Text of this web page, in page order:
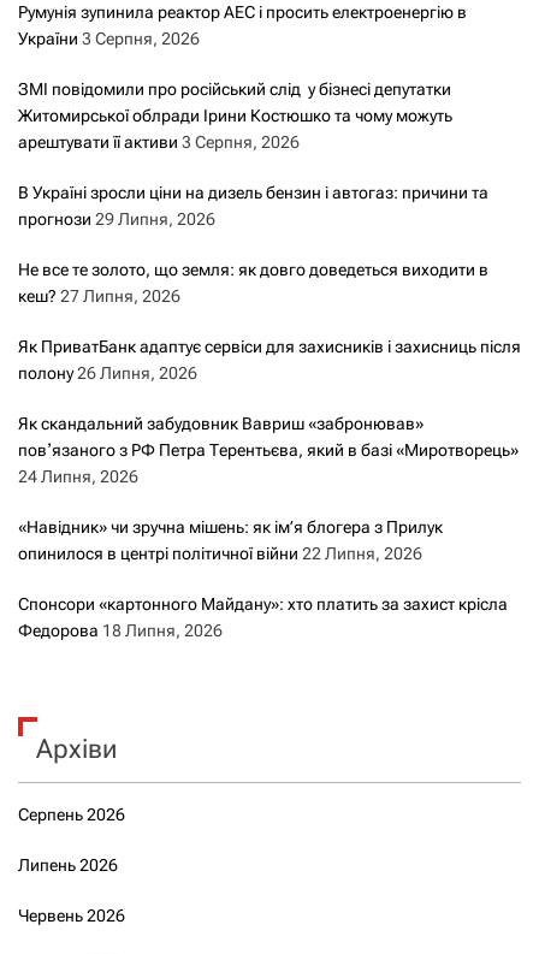
Румунія зупинила реактор АЕС і просить електроенергію в
України 3 Серпня, 2026
ЗМІ повідомили про російський слід у бізнесі депутатки
Житомирської облради Ірини Костюшко та чому можуть
арештувати її активи 3 Серпня, 2026
В Україні зросли ціни на дизель бензин і автогаз: причини та
прогнози 29 Липня, 2026
Не все те золото, що земля: як довго доведеться виходити в
кеш? 27 Липня, 2026
Як ПриватБанк адаптує сервіси для захисників і захисниць після
полону26 Липня, 2026
Як скандальний забудовник Вавриш «забронював»
повʼязаного з РФ Петра Терентьєва, який в базі «Миротворець»
24 Липня, 2026
«Навідник» чи зручна мішень: як ім’я блогера з Прилук
опинилося в центрі політичної війни 22 Липня, 2026
Спонсори «картонного Майдану»: хто платить за захист крісла
Федорова 18 Липня, 2026
Архіви
Серпень 2026
Липень 2026
Червень 2026